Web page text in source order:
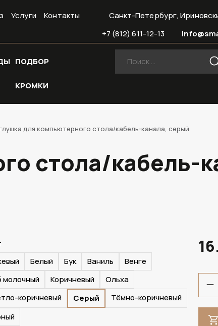
Услуги Контакты
Санкт-Петербург,
+7 (812) 611-12-13
ПОДБОР
КРОМКИ
для компьютерного стола/кабель-канала, серый
стола/кабель-
Белый Бук Ваниль
Венге
молочный
Коричневый
Ольха
коричневый
Серый
Тёмно-коричневый